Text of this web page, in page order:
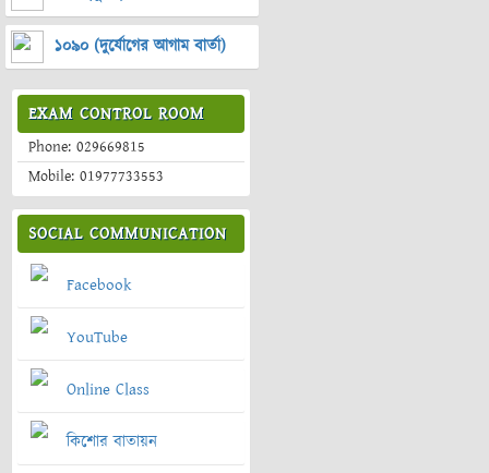
১০৯০ (দুর্যোগের আগাম বার্তা)
EXAM CONTROL ROOM
Phone: 029669815
Mobile: 01977733553
SOCIAL COMMUNICATION
Facebook
YouTube
Online Class
কিশোর বাতায়ন